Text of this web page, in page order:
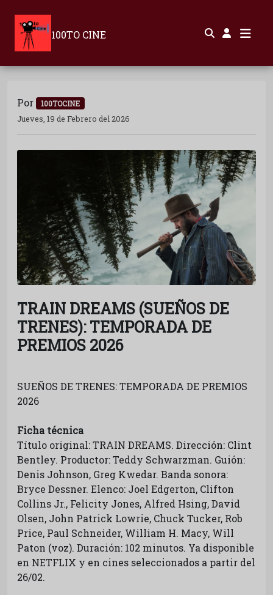
100TO CINE
Por
100TOCINE
Jueves, 19 de Febrero del 2026
TRAIN DREAMS (SUEÑOS DE
TRENES): TEMPORADA DE
PREMIOS 2026
SUEÑOS DE TRENES: TEMPORADA DE PREMIOS
2026
Ficha técnica
Título original: TRAIN DREAMS. Dirección: Clint
Bentley. Productor: Teddy Schwarzman. Guión:
Denis Johnson, Greg Kwedar. Banda sonora:
Bryce Dessner. Elenco: Joel Edgerton, Clifton
Collins Jr., Felicity Jones, Alfred Hsing, David
Olsen, John Patrick Lowrie, Chuck Tucker, Rob
Price, Paul Schneider, William H. Macy, Will
Paton (voz). Duración: 102 minutos. Ya disponible
en NETFLIX y en cines seleccionados a partir del
26/02.